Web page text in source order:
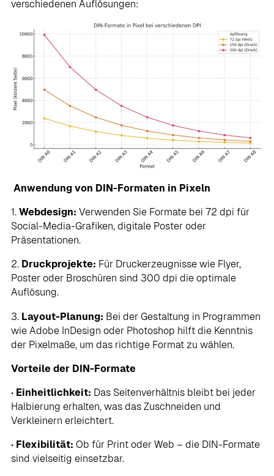
verschiedenen Auflösungen:
Anwendung von DIN-Formaten in Pixeln
1.Webdesign: Verwenden Sie Formate bei 72 dpi für
Social-Media-Grafiken, digitale Poster oder
Präsentationen.
2. Druckprojekte: Für Druckerzeugnisse wie Flyer,
Poster oder Broschüren sind 300 dpi die optimale
Auflösung.
3. Layout-Planung: Bei der Gestaltung in Programmen
wie Adobe InDesign oder Photoshop hilft die Kenntnis
der Pixelmaße, um das richtige Format zu wählen.
Vorteile der DIN-Formate
• Einheitlichkeit: Das Seitenverhältnis bleibt bei jeder
Halbierung erhalten, was das Zuschneiden und
Verkleinern erleichtert.
• Flexibilität: Ob für Print oder Web – die DIN-Formate
sind vielseitig einsetzbar.